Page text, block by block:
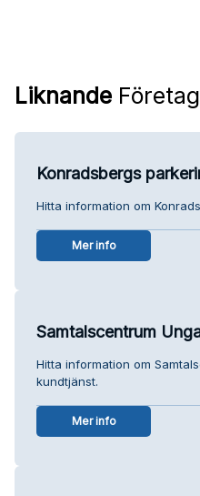
Liknande Företag
Konradsbergs
Hitta information om
Mer info
Samtalscentrum
Hitta information om
kundtjänst.
Mer info